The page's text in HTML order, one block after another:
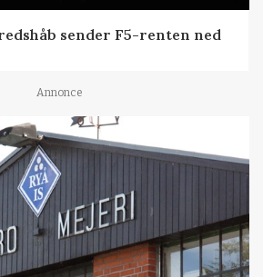
sender F5-renten ned
Annonce